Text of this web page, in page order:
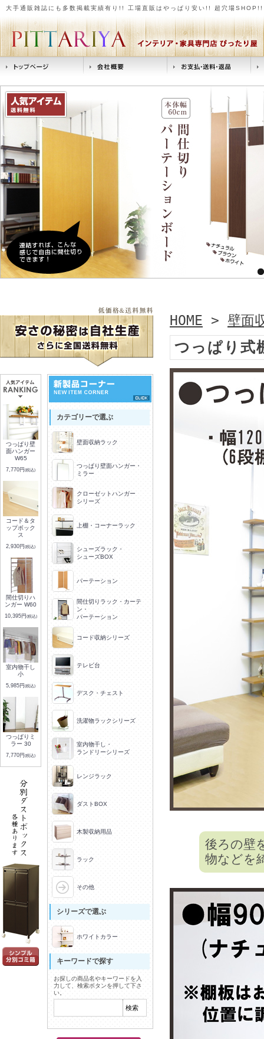
大手通販雑誌にも多数掲載実績有り!! 工場直販はやっぱり安い!! 超穴場
つっぱり壁
面ハンガー
W65
7,770円(税込)
コード＆タ
ップボック
ス
2,930円(税込)
間仕切りハ
ンガー W60
10,395円(税込)
室内物干し
小
5,985円(税込)
つっぱりミ
ラー 30
7,770円(税込)
カテゴリーで選ぶ
壁面収納ラック
つっぱり壁面ハンガー・
ミラー
クローゼットハンガー
シリーズ
上棚・コーナーラック
シューズラック・
シューズBOX
パーテーション
間仕切りラック・カーテ
ン・
パーテーション
コード収納シリーズ
テレビ台
デスク・チェスト
洗濯物ラックシリーズ
室内物干し・
ランドリーシリーズ
レンジラック
ダストBOX
木製収納用品
ラック
その他
シリーズで選ぶ
ホワイトカラー
キーワードで探す
お探しの商品名やキーワードを入
力して、検索ボタンを押して下さ
い。
HOME > 壁面
つっぱり
後ろの壁
物などを